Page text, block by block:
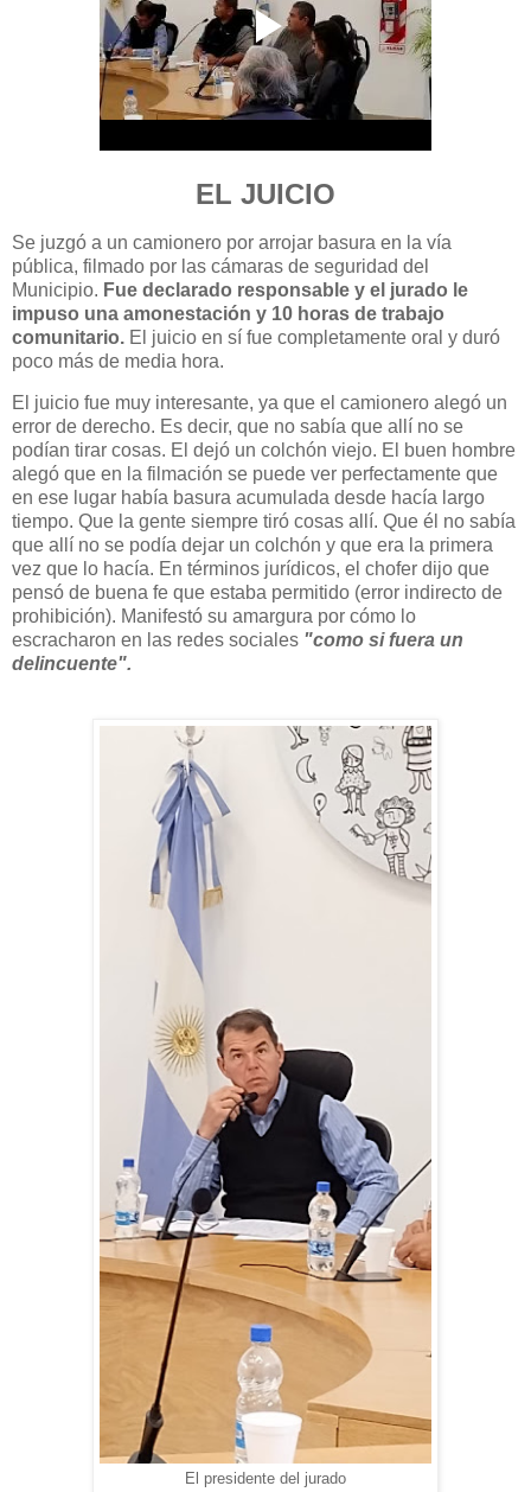
EL JUICIO
Se juzgó a un camionero por arrojar basura en la vía
pública, filmado por las cámaras de seguridad del
Municipio. Fue declarado responsable y el jurado le
impuso una amonestación y 10 horas de trabajo
comunitario. El juicio en sí fue completamente oral y duró
poco más de media hora.
El juicio fue muy interesante, ya que el camionero alegó un
error de derecho. Es decir, que no sabía que allí no se
podían tirar cosas. El dejó un colchón viejo. El buen hombre
alegó que en la filmación se puede ver perfectamente que
en ese lugar había basura acumulada desde hacía largo
tiempo. Que la gente siempre tiró cosas allí. Que él no sabía
que allí no se podía dejar un colchón y que era la primera
vez que lo hacía. En términos jurídicos, el chofer dijo que
pensó de buena fe que estaba permitido (error indirecto de
prohibición). Manifestó su amargura por cómo lo
escracharon en las redes sociales "como si fuera un
delincuente".
El presidente del jurado